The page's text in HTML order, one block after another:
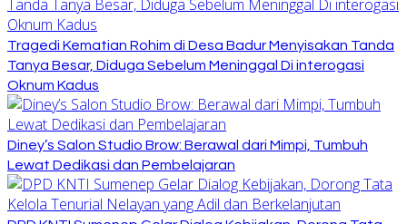
Tragedi Kematian Rohim di Desa Badur Menyisakan Tanda
Tanya Besar, Diduga Sebelum Meninggal Di interogasi
Oknum Kadus
Diney’s Salon Studio Brow: Berawal dari Mimpi, Tumbuh
Lewat Dedikasi dan Pembelajaran